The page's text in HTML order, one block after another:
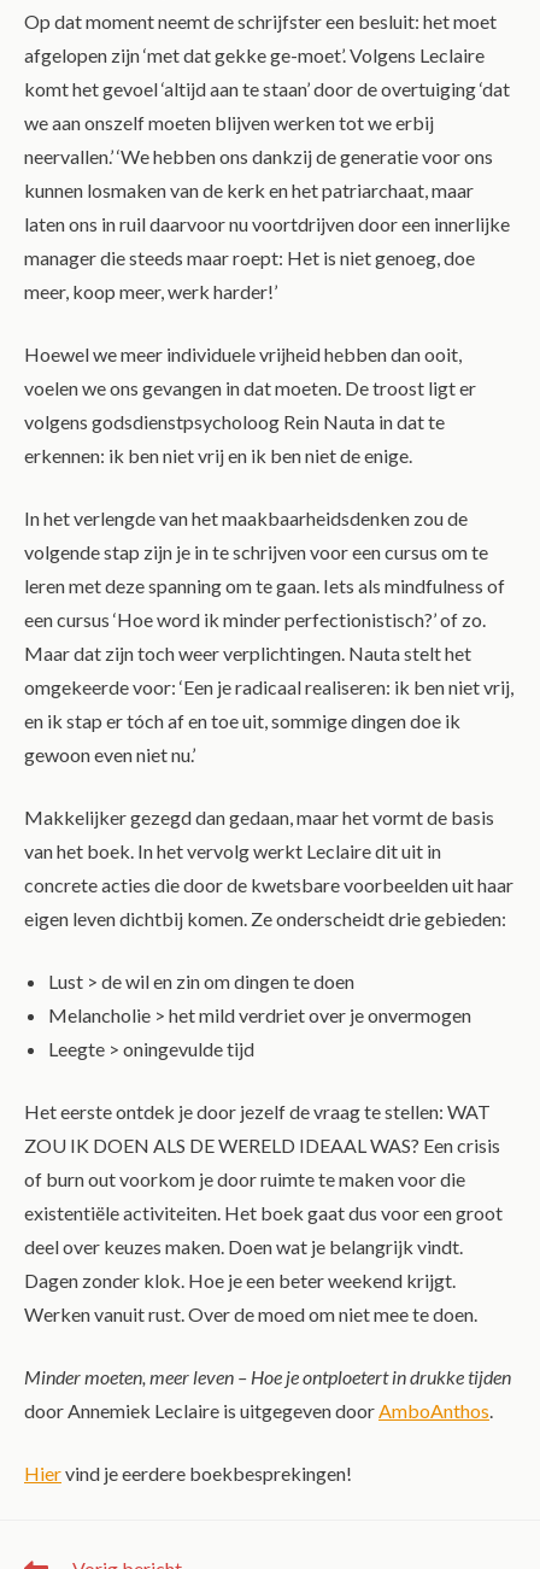
Op dat moment neemt de schrijfster een besluit: het moet
afgelopen zijn ‘met dat gekke ge-moet’.Volgens Leclaire
komt het gevoel ‘altijd aan te staan’ door de overtuiging ‘dat
we aan onszelf moeten blijven werken tot we erbij
neervallen.’‘We hebben ons dankzij de generatie voor ons
kunnen losmaken van de kerk en het patriarchaat, maar
laten ons in ruil daarvoor nu voortdrijven door een innerlijke
manager die steeds maar roept: Het is niet genoeg, doe
meer, koop meer, werk harder!’
Hoewel we meer individuele vrijheid hebben dan ooit,
voelen we ons gevangen in dat moeten. De troost ligt er
volgens godsdienstpsycholoog Rein Nauta in dat te
erkennen: ik ben niet vrij en ik ben niet de enige.
In het verlengde van het maakbaarheidsdenken zou de
volgende stap zijn je in te schrijven voor een cursus om te
leren met deze spanning om te gaan. Iets als mindfulness of
een cursus ‘Hoe word ik minder perfectionistisch?’ of zo.
Maar dat zijn toch weer verplichtingen. Nauta stelt het
omgekeerde voor: ‘Een je radicaal realiseren: ik ben niet vrij,
en ik stap er tóch af en toe uit, sommige dingen doe ik
gewoon even niet nu.’
Makkelijker gezegd dan gedaan, maar het vormt de basis
van het boek. In het vervolg werkt Leclaire dit uit in
concrete acties die door de kwetsbare voorbeelden uit haar
eigen leven dichtbij komen. Ze onderscheidt drie gebieden:
Lust > de wil en zin om dingen te doen
Melancholie > het mild verdriet over je onvermogen
Leegte > oningevulde tijd
Het eerste ontdek je door jezelf de vraag te stellen: WAT
ZOU IK DOEN ALS DE WERELD IDEAAL WAS? Een crisis
of burn out voorkom je door ruimte te maken voor die
existentiële activiteiten. Het boek gaat dus voor een groot
deel over keuzes maken. Doen wat je belangrijk vindt.
Dagen zonder klok. Hoe je een beter weekend krijgt.
Werken vanuit rust. Over de moed om niet mee te doen.
Minder moeten, meer leven – Hoe je ontploetert in drukke tijden
door Annemiek Leclaire is uitgegeven doorAmboAnthos.
Hiervind je eerdere boekbesprekingen!